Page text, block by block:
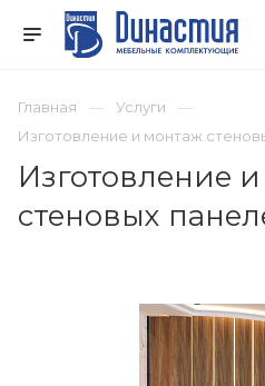
Главная
Услуги
Изготовление и монтаж
Изготовление
стеновых